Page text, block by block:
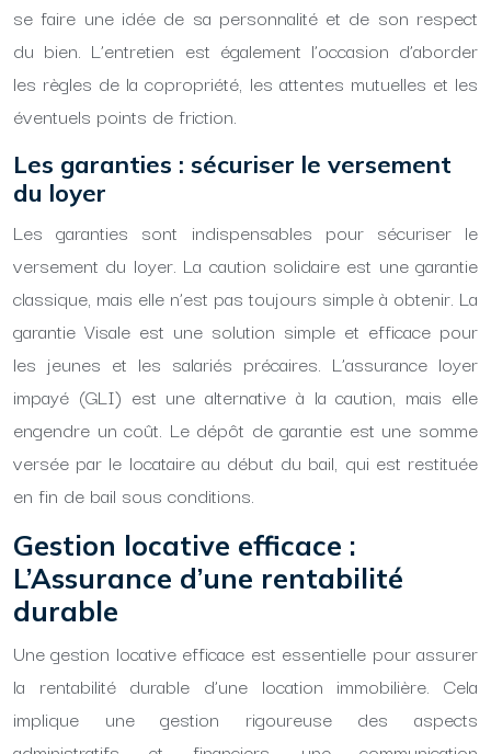
se faire une idée de sa personnalité et de son respect
du bien. L’entretien est également l’occasion d’aborder
les règles de la copropriété, les attentes mutuelles et les
éventuels points de friction.
Les garanties : sécuriser le versement
du loyer
Les garanties sont indispensables pour sécuriser le
versement du loyer. La caution solidaire est une garantie
classique, mais elle n’est pas toujours simple à obtenir. La
garantie Visale est une solution simple et efficace pour
les jeunes et les salariés précaires. L’assurance loyer
impayé (GLI) est une alternative à la caution, mais elle
engendre un coût. Le dépôt de garantie est une somme
versée par le locataire au début du bail, qui est restituée
en fin de bail sous conditions.
Gestion locative efficace :
L’Assurance d’une rentabilité
durable
Une gestion locative efficace est essentielle pour assurer
la rentabilité durable d’une location immobilière. Cela
implique une gestion rigoureuse des aspects